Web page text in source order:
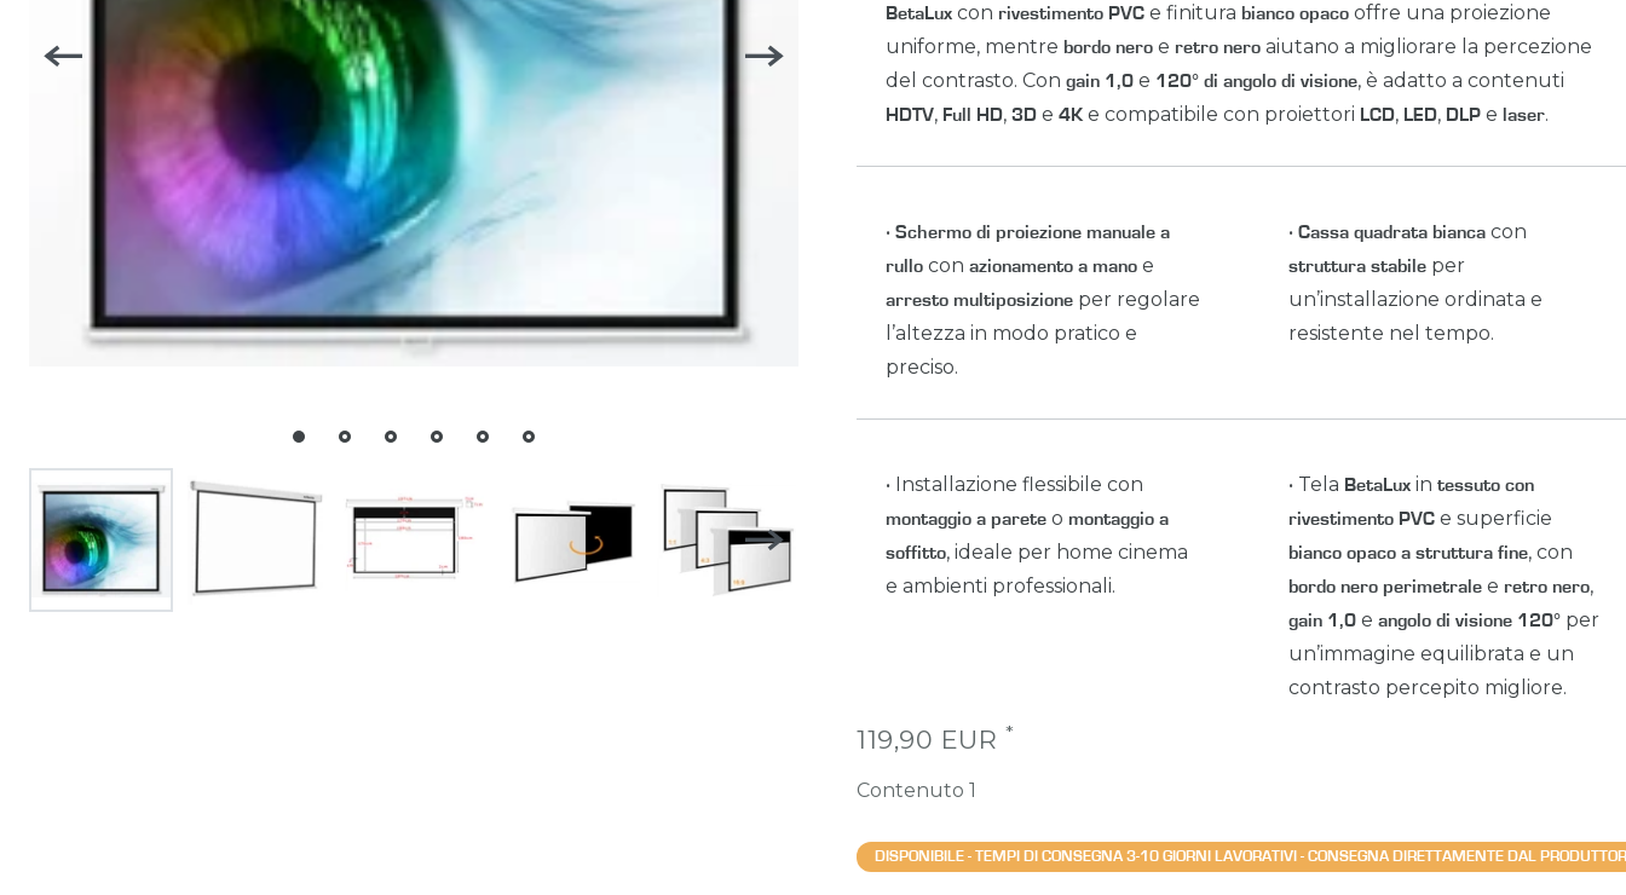
BetaLux con rivestimento PVC e finitura bianco opaco offre una proiezione
uniforme, mentre bordo nero e retro nero aiutano a migliorare la percezione
del contrasto. Con gain 1,0 e 120° di angolo di visione, è adatto a contenuti
HDTV, Full HD, 3D e 4K e compatibile con proiettori LCD, LED, DLP e laser.
• Schermo di proiezione manuale a
rullo con azionamento a mano e
arresto multiposizione per regolare
l’altezza in modo pratico e
preciso.
•Cassa quadrata bianca con
struttura stabile per
un’installazione ordinata e
resistente nel tempo.
• Installazione flessibile con
montaggio a parete o montaggio a
soffitto, ideale per home cinema
e ambienti professionali.
• Tela BetaLux intessuto con
rivestimento PVC e superficie
bianco opaco a struttura fine, con
bordo nero perimetrale e retro nero,
gain 1,0 eangolo di visione 120° per
un’immagine equilibrata e un
contrasto percepito migliore.
119,90 EUR *
Contenuto 1
DISPONIBILE - TEMPI DI CONSEGNA 3-10 GIORNI LAVORATIVI - CONSEGNA DIRETTAMENTE DAL